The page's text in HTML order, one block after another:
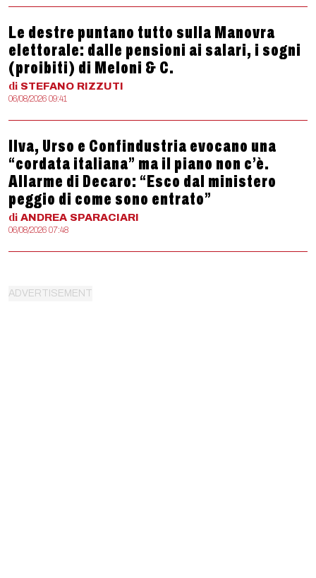
Le destre puntano tutto sulla Manovra
elettorale: dalle pensioni ai salari, i sogni
(proibiti) di Meloni & C.
di STEFANO RIZZUTI
06/08/2026 09:41
Ilva, Urso e Confindustria evocano una
“cordata italiana” ma il piano non c’è.
Allarme di Decaro: “Esco dal ministero
peggio di come sono entrato”
di ANDREA SPARACIARI
06/08/2026 07:48